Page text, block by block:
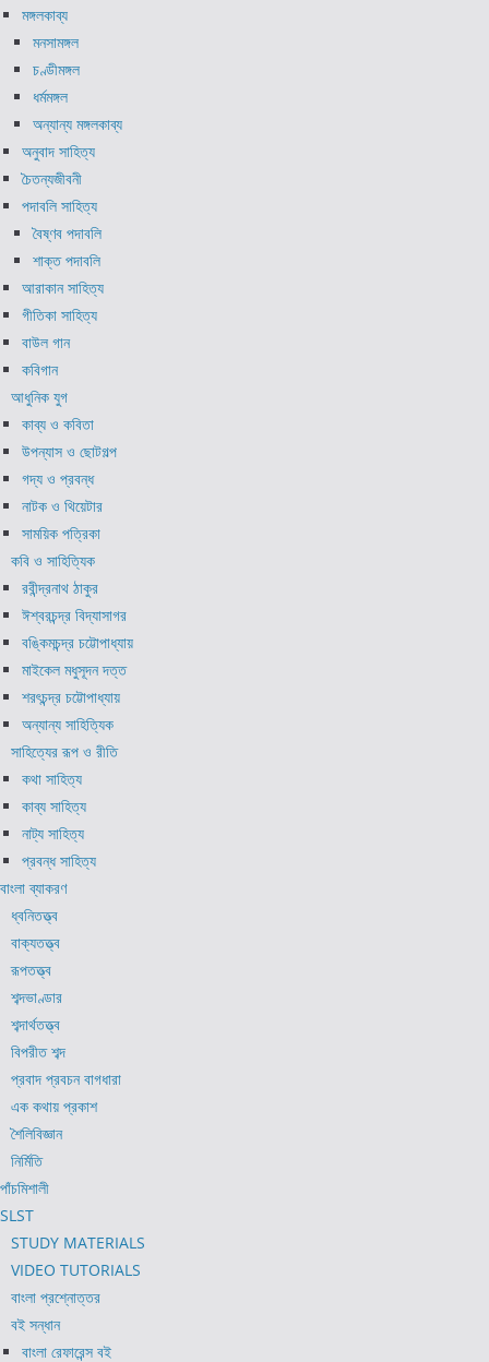
মঙ্গলকাব্য
মনসামঙ্গল
চণ্ডীমঙ্গল
ধর্মমঙ্গল
অন্যান্য মঙ্গলকাব্য
অনুবাদ সাহিত্য
চৈতন্যজীবনী
পদাবলি সাহিত্য
বৈষ্ণব পদাবলি
শাক্ত পদাবলি
আরাকান সাহিত্য
গীতিকা সাহিত্য
বাউল গান
কবিগান
আধুনিক যুগ
কাব্য ও কবিতা
উপন্যাস ও ছোটগল্প
গদ্য ও প্রবন্ধ
নাটক ও থিয়েটার
সাময়িক পত্রিকা
কবি ও সাহিত্যিক
রবীন্দ্রনাথ ঠাকুর
ঈশ্বরচন্দ্র বিদ্যাসাগর
বঙ্কিমচন্দ্র চট্টোপাধ্যায়
মাইকেল মধুসূদন দত্ত
শরৎচন্দ্র চট্টোপাধ্যায়
অন্যান্য সাহিত্যিক
সাহিত্যের রূপ ও রীতি
কথা সাহিত্য
কাব্য সাহিত্য
নাট্য সাহিত্য
প্রবন্ধ সাহিত্য
বাংলা ব্যাকরণ
ধ্বনিতত্ত্ব
বাক্যতত্ত্ব
রূপতত্ত্ব
শব্দভাণ্ডার
শব্দার্থতত্ত্ব
বিপরীত শব্দ
প্রবাদ প্রবচন বাগধারা
এক কথায় প্রকাশ
শৈলিবিজ্ঞান
নির্মিতি
পাঁচমিশালী
SLST
STUDY MATERIALS
VIDEO TUTORIALS
বাংলা প্রশ্নোত্তর
বই সন্ধান
বাংলা রেফারেন্স বই